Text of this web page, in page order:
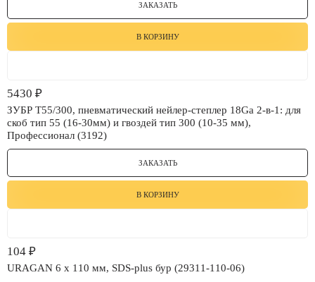
ЗАКАЗАТЬ
В КОРЗИНУ
5430 ₽
ЗУБР Т55/300, пневматический нейлер-степлер 18Ga 2-в-1: для
скоб тип 55 (16-30мм) и гвоздей тип 300 (10-35 мм),
Профессионал (3192)
ЗАКАЗАТЬ
В КОРЗИНУ
104 ₽
URAGAN 6 х 110 мм, SDS-plus бур (29311-110-06)